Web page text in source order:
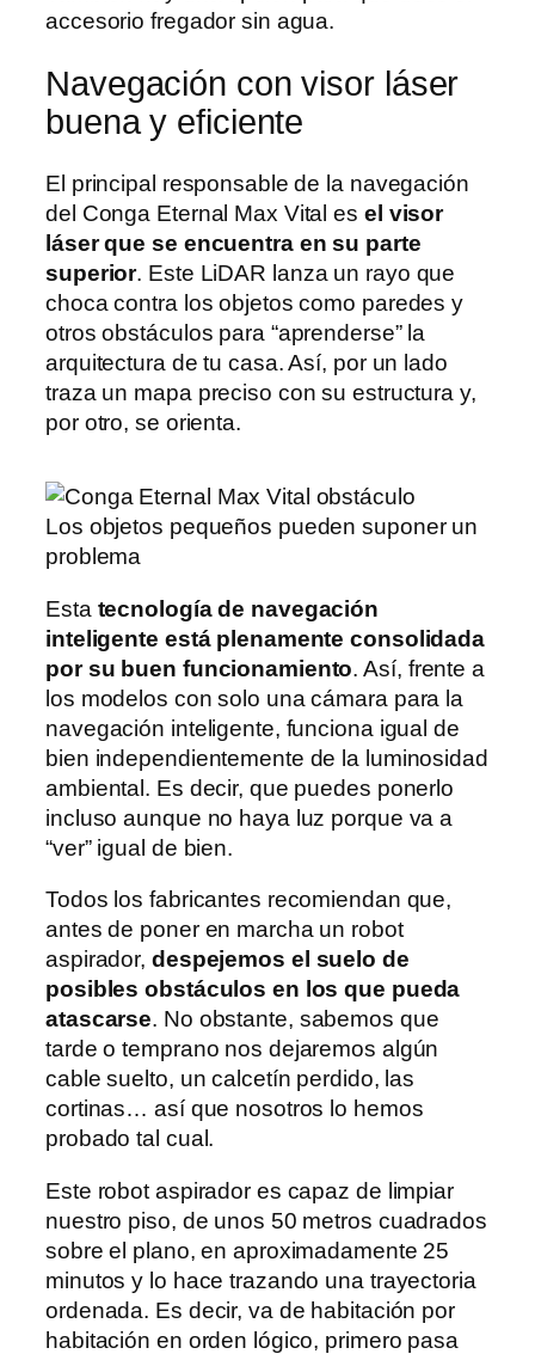
accesorio fregador sin agua.
Navegación con visor láser
buena y eficiente
El principal responsable de la navegación
del Conga Eternal Max Vital es el visor
láser que se encuentra en su parte
superior. Este LiDAR lanza un rayo que
choca contra los objetos como paredes y
otros obstáculos para “aprenderse” la
arquitectura de tu casa. Así, por un lado
traza un mapa preciso con su estructura y,
por otro, se orienta.
Los objetos pequeños pueden suponer un
problema
Esta tecnología de navegación
inteligente está plenamente consolidada
por su buen funcionamiento. Así, frente a
los modelos con solo una cámara para la
navegación inteligente, funciona igual de
bien independientemente de la luminosidad
ambiental. Es decir, que puedes ponerlo
incluso aunque no haya luz porque va a
“ver” igual de bien.
Todos los fabricantes recomiendan que,
antes de poner en marcha un robot
aspirador, despejemos el suelo de
posibles obstáculos en los que pueda
atascarse. No obstante, sabemos que
tarde o temprano nos dejaremos algún
cable suelto, un calcetín perdido, las
cortinas… así que nosotros lo hemos
probado tal cual.
Este robot aspirador es capaz de limpiar
nuestro piso, de unos 50 metros cuadrados
sobre el plano, en aproximadamente 25
minutos y lo hace trazando una trayectoria
ordenada. Es decir, va de habitación por
habitación en orden lógico, primero pasa